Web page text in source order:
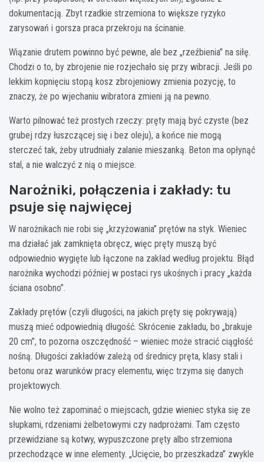
dokumentacją. Zbyt rzadkie strzemiona to większe ryzyko
zarysowań i gorsza praca przekroju na ścinanie.
Wiązanie drutem powinno być pewne, ale bez „rzeźbienia” na siłę.
Chodzi o to, by zbrojenie nie rozjechało się przy wibracji. Jeśli po
lekkim kopnięciu stopą kosz zbrojeniowy zmienia pozycję, to
znaczy, że po wjechaniu wibratora zmieni ją na pewno.
Warto pilnować też prostych rzeczy: pręty mają być czyste (bez
grubej rdzy łuszczącej się i bez oleju), a końce nie mogą
sterczeć tak, żeby utrudniały zalanie mieszanką. Beton ma opłynąć
stal, a nie walczyć z nią o miejsce.
Narożniki, połączenia i zakłady: tu
psuje się najwięcej
W narożnikach nie robi się „krzyżowania” prętów na styk. Wieniec
ma działać jak zamknięta obręcz, więc pręty muszą być
odpowiednio wygięte lub łączone na zakład według projektu. Błąd
narożnika wychodzi później w postaci rys ukośnych i pracy „każda
ściana osobno”.
Zakłady prętów (czyli długości, na jakich pręty się pokrywają)
muszą mieć odpowiednią długość. Skrócenie zakładu, bo „brakuje
20 cm”, to pozorna oszczędność – wieniec może stracić ciągłość
nośną. Długości zakładów zależą od średnicy pręta, klasy stali i
betonu oraz warunków pracy elementu, więc trzyma się danych
projektowych.
Nie wolno też zapominać o miejscach, gdzie wieniec styka się ze
słupkami, rdzeniami żelbetowymi czy nadprożami. Tam często
przewidziane są kotwy, wypuszczone pręty albo strzemiona
przechodzące w inne elementy. „Ucięcie, bo przeszkadza” zwykle